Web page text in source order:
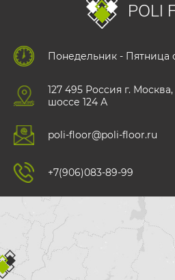
POLI
Понедельник - Пятница
127 495 Роccия г.
шоссе 124 А
poli-floor@poli-floor.ru
+7(906)083-89-99